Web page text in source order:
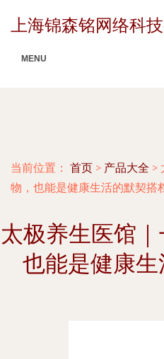
上海锦森铭网络科
MENU
当前位置： 首页 > 产品大全 >
物，也能是健康生活的默契搭
太极养生医馆｜
也能是健康